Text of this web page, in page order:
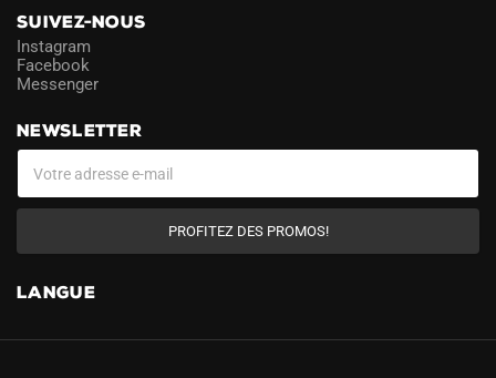
SUIVEZ-NOUS
Instagram
Facebook
Messenger
NEWSLETTER
PROFITEZ DES PROMOS!
LANGUE